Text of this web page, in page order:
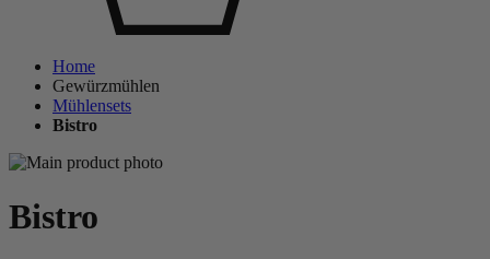
Home
Gewürzmühlen
Mühlensets
Bistro
Bistro